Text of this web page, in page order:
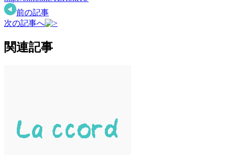
前の記事
次の記事へ
関連記事